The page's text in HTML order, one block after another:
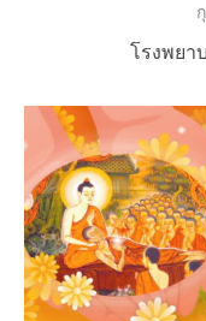
P
s
d
n
โรงพยา